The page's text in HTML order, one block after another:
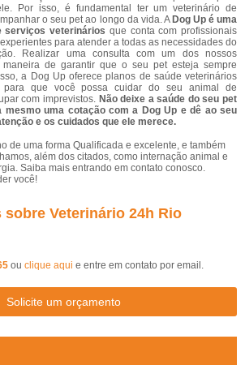
Por isso, é fundamental ter um veterinário de
o seu pet ao longo da vida. A Dog Up é uma
serviços veterinários que conta com profissionais
para atender a todas as necessidades do
Realizar uma consulta com um dos nossos
de garantir que o seu pet esteja sempre
a Dog Up oferece planos de saúde veterinários
para que você possa cuidar do seu animal de
com imprevistos. Não deixe a saúde do seu pet
mesmo uma cotação com a Dog Up e dê ao seu
e os cuidados que ele merece.
de uma forma Qualificada e excelente, e também
além dos citados, como internação animal e
Saiba mais entrando em contato conosco.
você!
sobre Veterinário 24h Rio
ou clique aqui e entre em contato por email.
Solicite um orçamento